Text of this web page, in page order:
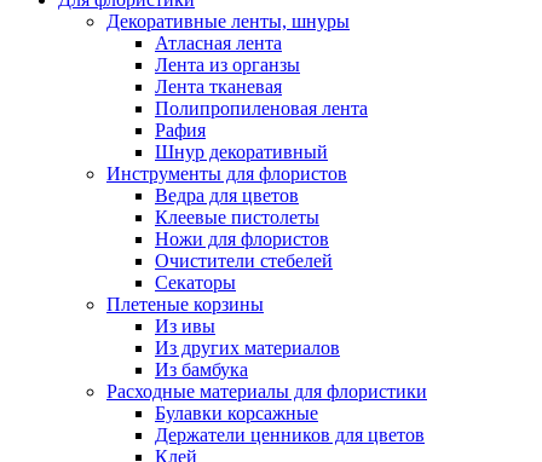
Декоративные ленты, шнуры
Атласная лента
Лента из органзы
Лента тканевая
Полипропиленовая лента
Рафия
Шнур декоративный
Инструменты для флористов
Ведра для цветов
Клеевые пистолеты
Ножи для флористов
Очистители стебелей
Секаторы
Плетеные корзины
Из ивы
Из других материалов
Из бамбука
Расходные материалы для флористики
Булавки корсажные
Держатели ценников для цветов
Клей